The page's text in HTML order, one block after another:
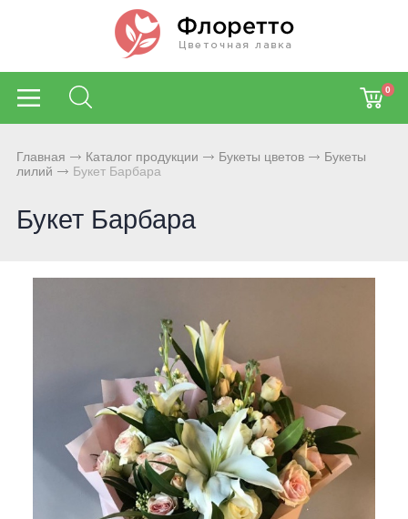
0
Главная Каталог продукции Букеты цветов
Букеты
лилий
Букет Барбара
Букет Барбара